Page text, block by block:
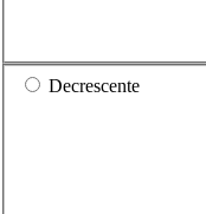
Decrescente